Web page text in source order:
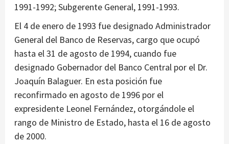
1991-1992; Subgerente General, 1991-1993.
El 4 de enero de 1993 fue designado Administrador
General del Banco de Reservas, cargo que ocupó
hasta el 31 de agosto de 1994, cuando fue
designado Gobernador del Banco Central por el Dr.
Joaquín Balaguer. En esta posición fue
reconfirmado en agosto de 1996 por el
expresidente Leonel Fernández, otorgándole el
rango de Ministro de Estado, hasta el 16 de agosto
de 2000.